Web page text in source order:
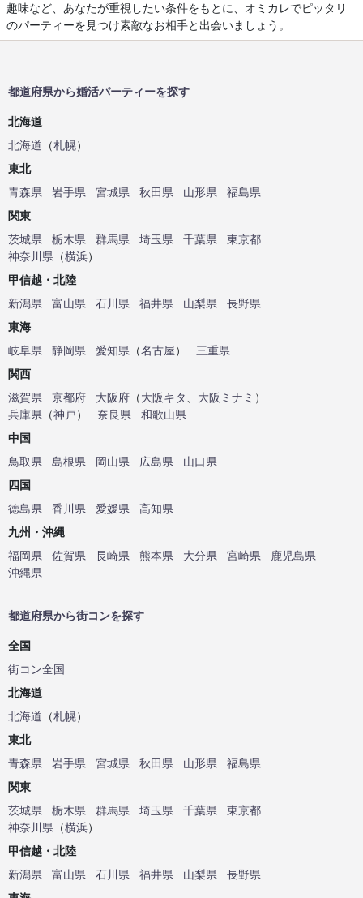
趣味など、あなたが重視したい条件をもとに、オミカレでピッタリ
のパーティーを見つけ素敵なお相手と出会いましょう。
都道府県から婚活パーティーを探す
北海道
北海道 （札幌）
東北
青森県
岩手県 宮城県 秋田県 山形県
福島県
関東
茨城県
栃木県 群馬県 埼玉県 千葉県
東京都
神奈川県 （横浜）
甲信越・北陸
新潟県
富山県 石川県 福井県 山梨県
長野県
東海
岐阜県
静岡県 愛知県 （名古屋）
三重県
関西
滋賀県
京都府 大阪府 （大阪キタ 大阪ミナミ ）
兵庫県 （神戸） 奈良県
和歌山県
中国
鳥取県
島根県 岡山県 広島県
山口県
四国
徳島県
香川県 愛媛県
高知県
九州・沖縄
福岡県
佐賀県 長崎県 熊本県 大分県 宮崎県
鹿児島県
沖縄県
都道府県から街コンを探す
全国
街コン全国
北海道
北海道 （札幌）
東北
青森県
岩手県 宮城県 秋田県 山形県
福島県
関東
茨城県
栃木県 群馬県 埼玉県 千葉県
東京都
神奈川県 （横浜）
甲信越・北陸
新潟県
富山県 石川県 福井県 山梨県
長野県